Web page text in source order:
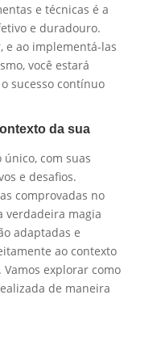
e técnicas é a
e duradouro.
e ao implementá-las
você estará
sucesso contínuo
da sua
com suas
e desafios.
comprovadas no
verdadeira magia
adaptadas e
ao contexto
explorar como
de maneira